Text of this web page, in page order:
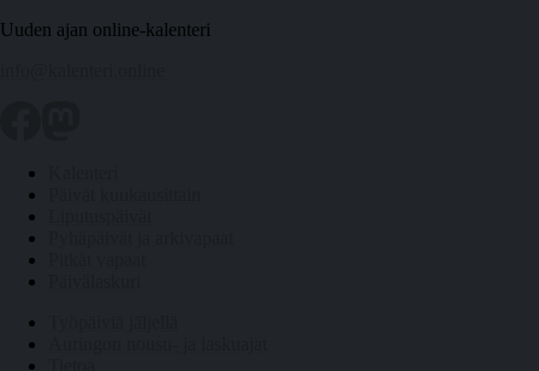
Uuden ajan online-kalenteri